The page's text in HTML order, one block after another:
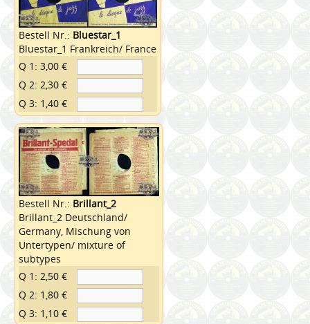
Bestell Nr.: Bluestar_1
Bluestar_1 Frankreich/ France
Q 1: 3,00 €
Q 2: 2,30 €
Q 3: 1,40 €
Bestell Nr.: Brillant_2
Brillant_2 Deutschland/
Germany, Mischung von
Untertypen/ mixture of
subtypes
Q 1: 2,50 €
Q 2: 1,80 €
Q 3: 1,10 €